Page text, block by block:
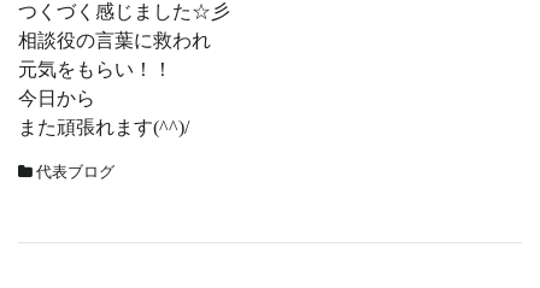
つくづく感じました☆彡
相談役の言葉に救われ
元気をもらい！！
今日から
また頑張れます(^^)/
代表ブログ